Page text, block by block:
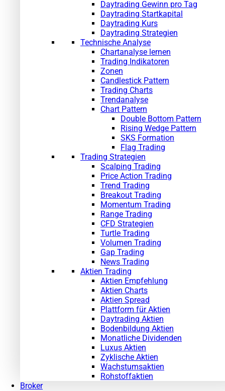
Daytrading Gewinn pro Tag
Daytrading Startkapital
Daytrading Kurs
Daytrading Strategien
Technische Analyse
Chartanalyse lernen
Trading Indikatoren
Zonen
Candlestick Pattern
Trading Charts
Trendanalyse
Chart Pattern
Double Bottom Pattern
Rising Wedge Pattern
SKS Formation
Flag Trading
Trading Strategien
Scalping Trading
Price Action Trading
Trend Trading
Breakout Trading
Momentum Trading
Range Trading
CFD Strategien
Turtle Trading
Volumen Trading
Gap Trading
News Trading
Aktien Trading
Aktien Empfehlung
Aktien Charts
Aktien Spread
Plattform für Aktien
Daytrading Aktien
Bodenbildung Aktien
Monatliche Dividenden
Luxus Aktien
Zyklische Aktien
Wachstumsaktien
Rohstoffaktien
Broker